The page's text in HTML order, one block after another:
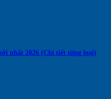
nhất 2026 (Chi tiết từng loại)